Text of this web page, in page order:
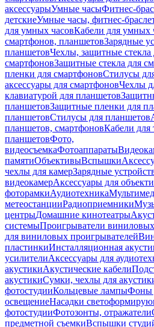
аксессуарыУмные часыФитнес-
детскиеУмные часы, фитнес-
для умных часовКабели для умных
смартфонов, планшетовЗарядные
планшетовЧехлы, защитные стекла
смартфоновЗащитные стекла для
пленки для смартфоновСтилусы
аксессуары для смартфоновЧехлы
клавиатурой для планшетов
планшетовЗащитные пленки для
планшетовСтилусы для планшетов
планшетов, смартфоновКабели для
планшетовФото,
видеосъемкаФотоаппараты
памятиОбъективыВспышки
чехлы для камерЗарядные
видеокамерАксессуары для
фоторамкиАудиотехника
метеостанцииРадиоприемники
центрыДомашние кинотеатры
системыПроигрыватели
для виниловых проигрывателей
пластинкиИнсталляционная
усилителиАксессуары для
акустикиАкустические кабели
акустикиСумки, чехлы для
фотостудииКольцевые лампыФоны
освещениеНасадки
фотостудииФотозонты, отражатели
предметной съемкиВспышки